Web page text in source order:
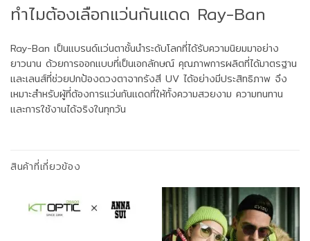
ทำไมต้องเลือกแว่นกันแดด Ray-Ban
Ray-Ban เป็นแบรนด์แว่นตาชั้นนำระดับโลกที่ได้รับความนิยมมาอย่าง
ยาวนาน ด้วยการออกแบบที่เป็นเอกลักษณ์ คุณภาพการผลิตที่ได้มาตรฐาน
และเลนส์ที่ช่วยปกป้องดวงตาจากรังสี UV ได้อย่างมีประสิทธิภาพ จึง
เหมาะสำหรับผู้ที่ต้องการแว่นกันแดดที่ให้ทั้งความสวยงาม ความทนทาน
และการใช้งานได้จริงในทุกวัน
สินค้าที่เกี่ยวข้อง